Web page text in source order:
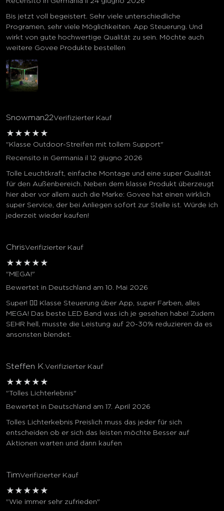
Bis jetzt voll begeistert. Sehr viele unterschiedliche
Programen, sehr viele Möglichkeiten. App Steuerung. Und
wirkt von gute hochwertige Qualität zu sein. Möchte auch
weitere Govee Produkte bestellen
Snowman22Verifizierter Kauf
★ ★ ★ ★ ★
"Klasse Outdoor-Streifen mit tollem Support"
Recensito in Germania il 12 giugno 2026
Tolle Leuchtkraft, einfache Montage und eine super Qualität
für den Außenbereich. Neben dem klasse Produkt überzeugt
hier aber vor allem auch die Marke: Govee hat einen wirklich
super Service, der bei Anliegen sofort zur Stelle ist. Würde ich
jederzeit wieder kaufen!
ChrisVerifizierter Kauf
★ ★ ★ ★ ★
"MEGA!"
Bewertet in Deutschland am 10. Mai 2026
Super! 👍🏼 Klasse Steuerung über App, super Farben, alles
MEGA! Das beste LED Band was ich je gesehen habe! Zudem
SEHR hell, musste die Leistung auf 20-30% reduzieren da es
ansonsten blendet.
Steffen K. Verifizierter Kauf
★ ★ ★ ★ ★
"Tolles Lichterlebnis"
Bewertet in Deutschland am 17. April 2026
Tolles Lichterkebnis Preislich muss das jeder für sich
entscheiden ob er sich das leisten möchte Besser auf
Aktionen warten und dann kaufen
TimVerifizierter Kauf
★ ★ ★ ★ ★
"Wie immer sehr zufrieden"